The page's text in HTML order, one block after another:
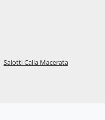
Salotti Calia Macerata